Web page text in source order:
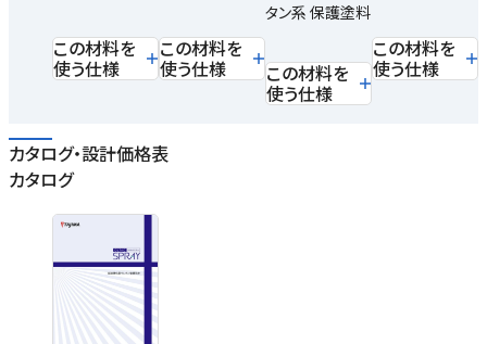
この材料を
使う仕様
この材料を
使う仕様
タン系 保護塗料
この材料を
使う仕様
この材料を
使う仕様
カタログ・設計価格表
カタログ